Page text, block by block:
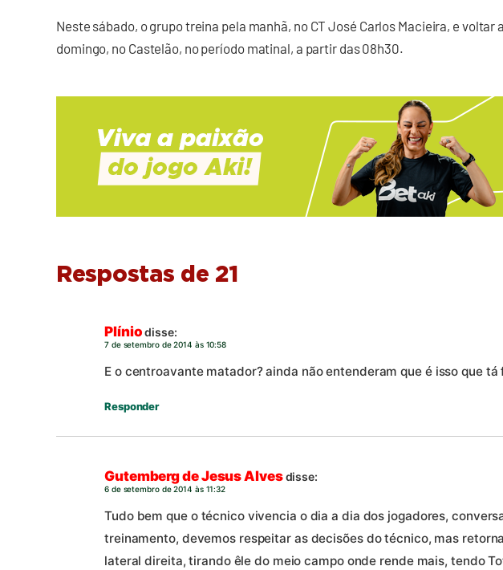
Neste sábado, o grupo treina pela manhã, no CT José Carlos Macieira, e voltar
domingo, no Castelão, no período matinal, a partir das 08h30.
Respostas de 21
Plíniodisse:
7 de setembro de 2014 às 10:58
E o centroavante matador? ainda não entenderam que é isso que tá
Responder
Gutemberg de Jesus Alvesdisse:
6 de setembro de 2014 às 11:32
Tudo bem que o técnico vivencia o dia a dia dos jogadores,
treinamento, devemos respeitar as decisões do técnico, mas
lateral direita, tirando êle do meio campo onde rende mais, tendo